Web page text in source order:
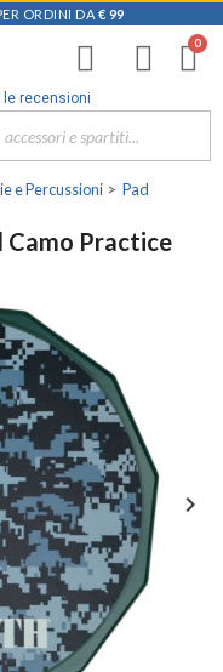
ORDINI DA € 99
le recensioni
e Percussioni
Pad
Camo Practice
